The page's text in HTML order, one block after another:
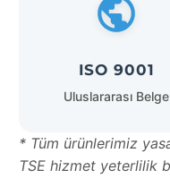
ISO 9001
Uluslararası Belge
* Tüm ürünlerimiz
TSE hizmet yeterlilik